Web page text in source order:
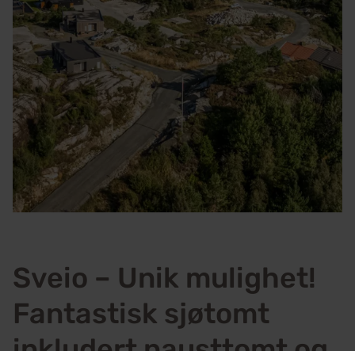
Sveio – Unik mulighet!
Fantastisk sjøtomt